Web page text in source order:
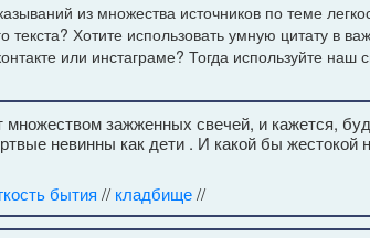
из множества источников по теме
Хотите использовать умную цитату в
или инстаграме? Тогда используйте наш
зажженных свечей, и кажется,
невинны как дети . И какой бы жестокой
бытия // кладбище//